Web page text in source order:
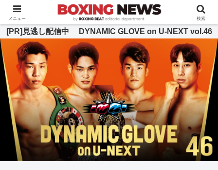
BOXING BEAT [ボクシング・ビート] 公式サイト
[PR]見逃し配信中 DYNAMIC GLOVE on U-NEXT vol.46
メニュー 検索